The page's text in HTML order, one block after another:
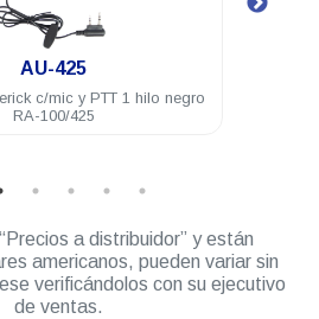
AU-425
c/mic y PTT 1 hilo negro
RA-100/425
a distribuidor” y están
americanos, pueden variar sin
verificándolos con su ejecutivo
de ventas.